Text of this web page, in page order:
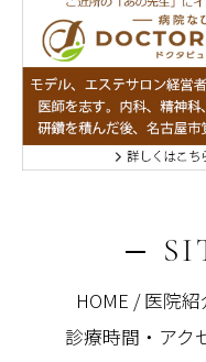
HOME 医院紹
診療時間・アク